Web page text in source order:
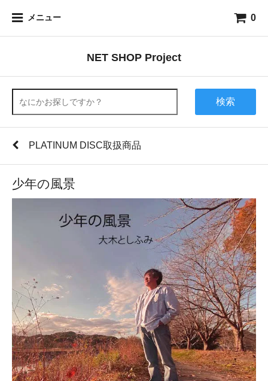
メニュー 0
NET SHOP Project
検索
PLATINUM DISC取扱商品
少年の風景